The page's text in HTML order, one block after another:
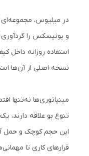
در میلیوس، مجموعه‌ای
و یونیسکس را گردآوری
استفاده روزانه داخل
نسخه اصلی از آن‌ها
مینیاتوری‌ها نه‌تنها
تنوع بو علاقه دارند،
این حجم کوچک و حمل
قرارهای کاری تا